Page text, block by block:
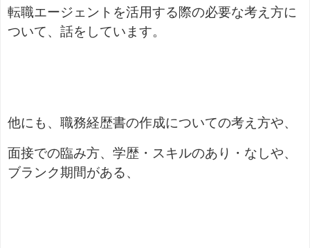
転職エージェントを活用する際の必要な考え方に
ついて、話をしています。
他にも、職務経歴書の作成についての考え方や、
面接での臨み方、学歴・スキルのあり・なしや、
ブランク期間がある、